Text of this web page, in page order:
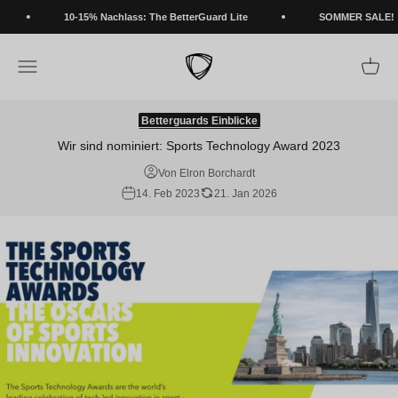
10-15% Nachlass: The BetterGuard Lite SOMMER SALE!
Navigationsmenü öffnen
BETTERGUARDS
Betterguards Einblicke
Wir sind nominiert: Sports Technology Award 2023
Von Elron Borchardt
14. Feb 2023
21. Jan 2026